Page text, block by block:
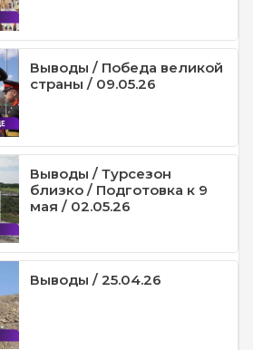
Выводы / Победа великой
страны / 09.05.26
Выводы / Турсезон
близко / Подготовка к 9
мая / 02.05.26
Выводы / 25.04.26